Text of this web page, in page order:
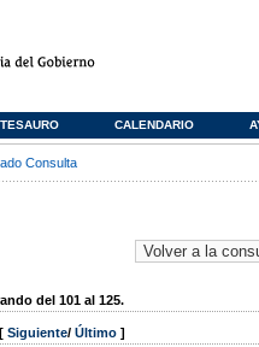
TESAURO CALENDARIO
Consulta
del 101 al 125.
[ Siguiente/ Último ]